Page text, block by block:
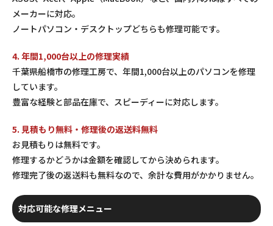
メーカーに対応。
ノートパソコン・デスクトップどちらも修理可能です。
4. 年間1,000台以上の修理実績
千葉県船橋市の修理工房で、年間1,000台以上のパソコンを修理
しています。
豊富な経験と部品在庫で、スピーディーに対応します。
5. 見積もり無料・修理後の返送料無料
お見積もりは無料です。
修理するかどうかは金額を確認してから決められます。
修理完了後の返送料も無料なので、余計な費用がかかりません。
対応可能な修理メニュー